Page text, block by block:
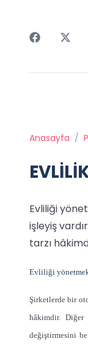
Anasayfa /
Evliliği
işleyiş
tarzı
Evliliği
Şirketlerde bir
hâkimdir. Diğer
değiştirmesini